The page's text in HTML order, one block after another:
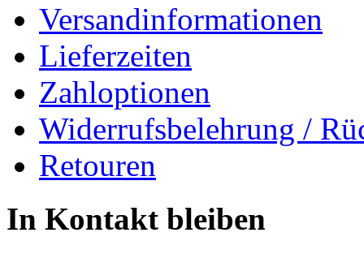
Versandinformationen
Lieferzeiten
Zahloptionen
Widerrufsbelehrung /
Retouren
In Kontakt bleiben